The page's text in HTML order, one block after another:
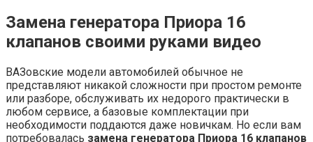
Замена генератора Приора 16
клапанов своими руками видео
ВАЗовские модели автомобилей обычное не
представляют никакой сложности при простом ремонте
или разборе, обслуживать их недорого практически в
любом сервисе, а базовые комплектации при
необходимости поддаются даже новичкам. Но если вам
потребовалась замена генератора Приора 16 клапанов